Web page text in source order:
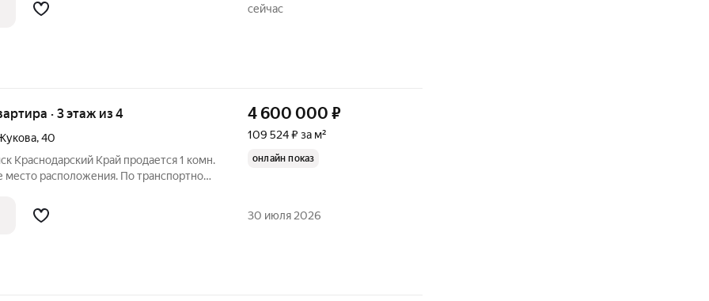
сейчас
· 3 этаж из 4
,40
Краснодарский Край продается 1 комн.
место расположения. По транспортной
в шаговой доступности: школа, д/с,
4 600 000 ₽
109 524 ₽ за м²
онлайн показ
30 июля 2026